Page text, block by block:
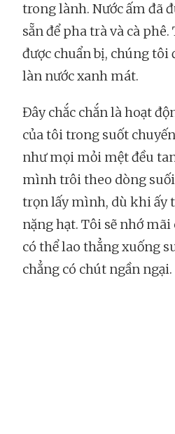
trong lành. Nước ấm đã
sẵn để pha trà và cà
được chuẩn bị, chúng
làn nước xanh mát.
Đây chắc chắn là hoạt
của tôi trong suốt
như mọi mỏi mệt đều
mình trôi theo dòng suối
trọn lấy mình, dù khi ấy
nặng hạt. Tôi sẽ nhớ
có thể lao thẳng xuống
chẳng có chút ngần ngại.